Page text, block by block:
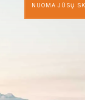
NUOMA JŪSŲ